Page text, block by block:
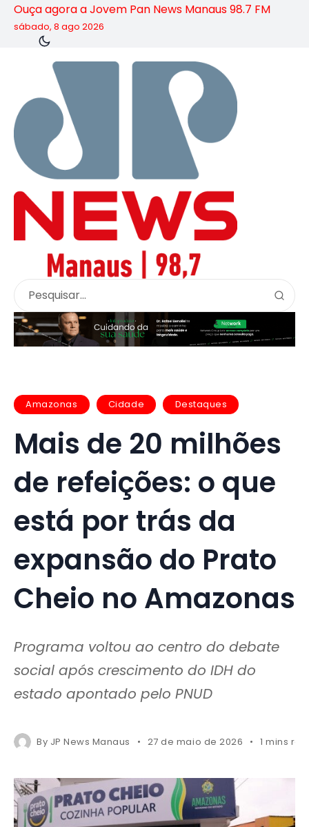
Ouça agora a Jovem Pan News Manaus 98.7 FM
sábado, 8 ago 2026
Amazonas Cidade Destaques
Mais de 20 milhões
de refeições: o que
está por trás da
expansão do Prato
Cheio no Amazonas
Programa voltou ao centro do debate
social após crescimento do IDH do
estado apontado pelo PNUD
By JP News Manaus 27 de maio de 2026 1 mins